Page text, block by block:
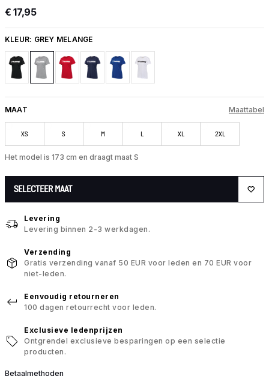
€ 17,95
KLEUR: GREY MELANGE
MAAT Maattabel
XS S M L XL 2XL
Het model is 173 cm en draagt maat S
SELECTEER MAAT
Levering
Levering binnen 2-3 werkdagen.
Verzending
Gratis verzending vanaf 50 EUR voor leden en 70 EUR voor
niet-leden.
Eenvoudig retourneren
100 dagen retourrecht voor leden.
Exclusieve ledenprijzen
Ontgrendel exclusieve besparingen op een selectie
producten.
Betaalmethoden